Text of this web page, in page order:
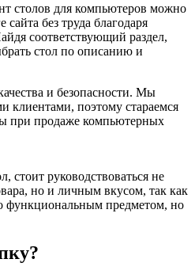
столов для компьютеров можно
сайта без труда благодаря
соответствующий раздел,
стол по описанию и
и безопасности. Мы
клиентами, поэтому стараемся
при продаже компьютерных
стоит руководствоваться не
но и личным вкусом, так как
функциональным предметом, но